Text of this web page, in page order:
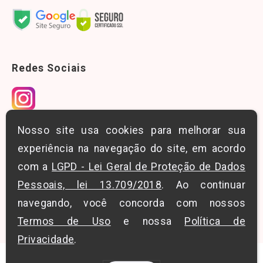
Redes Sociais
Downloads
Conheça nosso blog
Blog LT Solution
Nosso site usa cookies para melhorar sua
experiência na navegação do site, em acordo
com a LGPD - Lei Geral de Proteção de Dados
Pessoais, lei 13.709/2018. Ao continuar
navegando, você concorda com nossos
Termos de Uso e nossa Política de
Privacidade.